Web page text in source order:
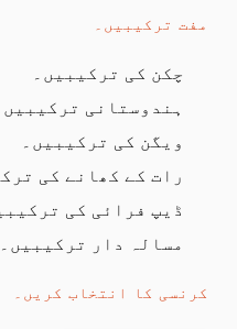
مفت ترکیبیں۔
چکن کی ترکیبیں۔
ہندوستانی ترکیبیں۔
ویگن کی ترکیبیں۔
رات کے کھانے کی
ڈیپ فرائی کی
مسالہ دار ترکیبیں۔
کرنسی کا انتخاب کریں۔